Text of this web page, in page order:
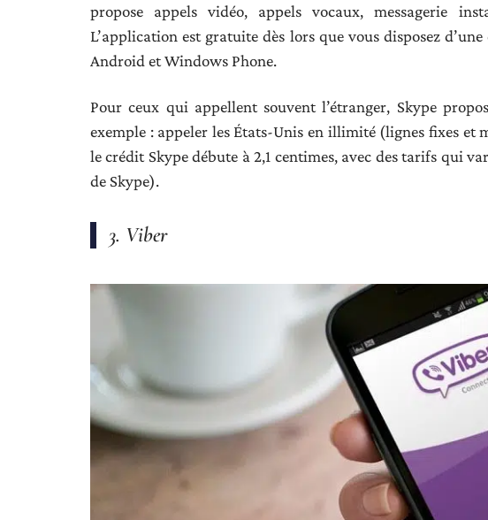
propose appels vidéo, appels vocaux, messagerie
L’application est gratuite dès lors que vous disposez
Android et Windows Phone.
Pour ceux qui appellent souvent l’étranger, Skype
exemple : appeler les États-Unis en illimité (lignes fixes
le crédit Skype débute à 2,1 centimes, avec des tarifs qui
de Skype).
3. Viber